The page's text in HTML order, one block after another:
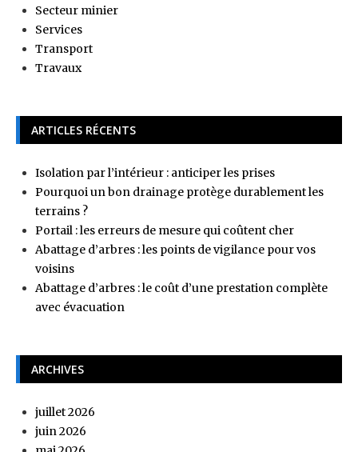
Secteur minier
Services
Transport
Travaux
ARTICLES RÉCENTS
Isolation par l’intérieur : anticiper les prises
Pourquoi un bon drainage protège durablement les
terrains ?
Portail : les erreurs de mesure qui coûtent cher
Abattage d’arbres : les points de vigilance pour vos
voisins
Abattage d’arbres : le coût d’une prestation complète
avec évacuation
ARCHIVES
juillet 2026
juin 2026